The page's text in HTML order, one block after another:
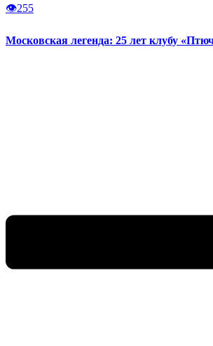
👁255
Московская легенда: 25 лет клубу